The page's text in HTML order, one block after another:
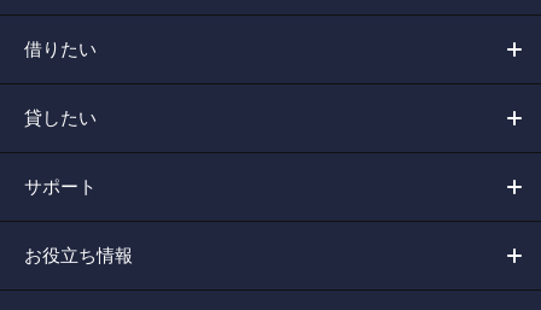
借りたい
貸したい
サポート
お役立ち情報